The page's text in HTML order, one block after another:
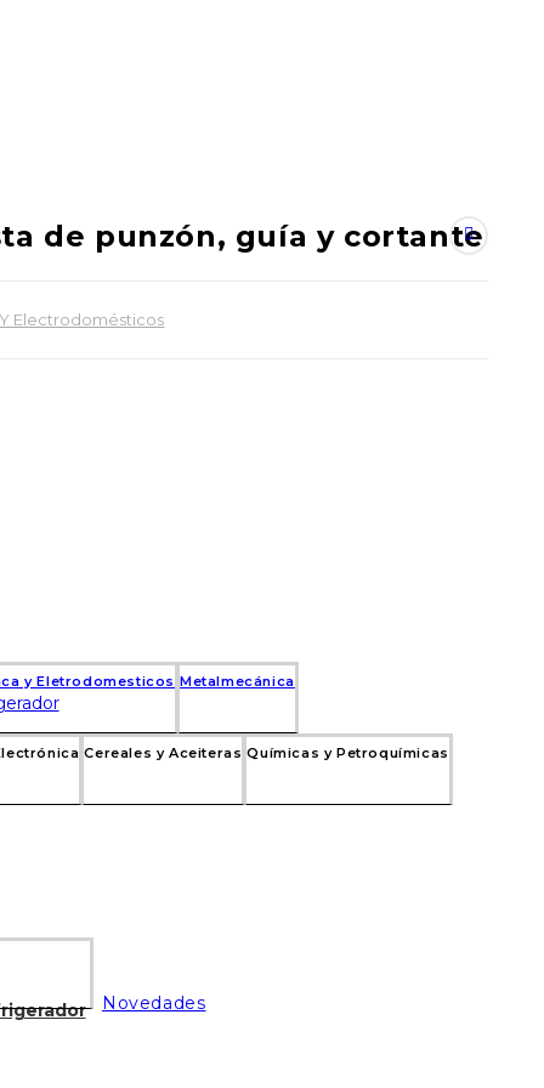
y Eletrodomesticos Metalmecánica
Cereales y Aceiteras Químicas y Petroquímicas
Novedades
de punzón, guía y cortante
Electrodomésticos